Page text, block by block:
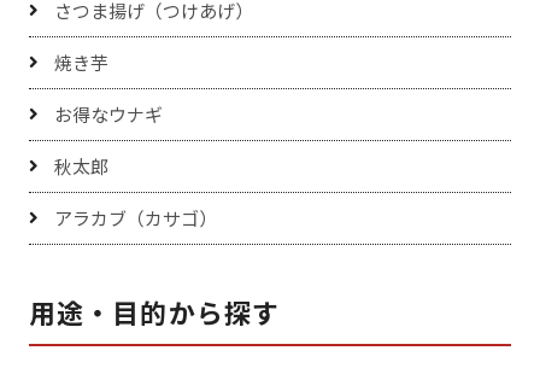
さつま揚げ（つけあげ）
焼き芋
お得なウナギ
秋太郎
アラカブ（カサゴ）
用途・目的から探す